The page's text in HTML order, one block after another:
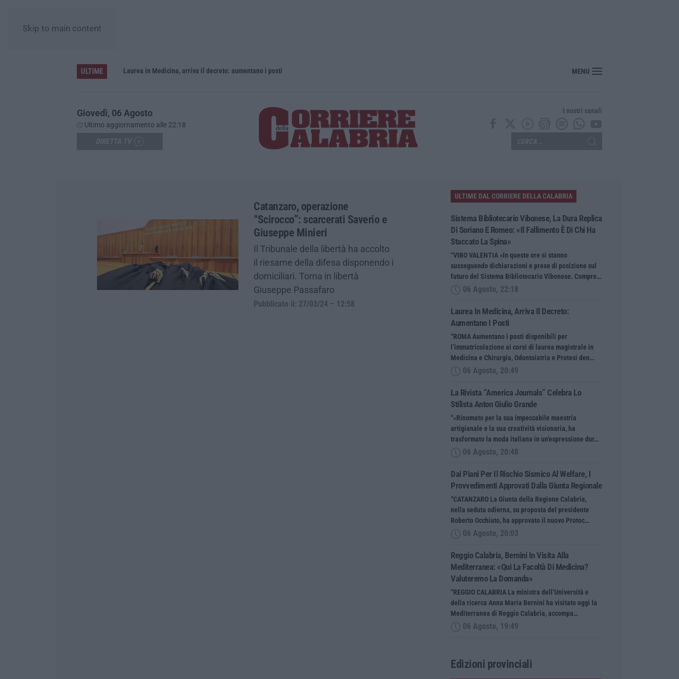
Skip to main content
ULTIME
Sistema bibliotecario vibonese, la dura replica di Soriano e Romeo: «Il fallimento è di chi ha staccato la spina» Laurea in Medicina, arriva il decreto: aumentano i posti La rivista “America Journals” celebra lo stilista Anton Giulio Grande
MENU
Giovedì, 06 Agosto
Ultimo aggiornamento alle 22:18
I nostri canali
Catanzaro, operazione
“Scirocco”: scarcerati Saverio e
Giuseppe Minieri
Il Tribunale della libertà ha accolto
il riesame della difesa disponendo i
domiciliari. Torna in libertà
Giuseppe Passafaro
Pubblicato il: 27/03/24 – 12:58
ULTIME DAL CORRIERE DELLA CALABRIA
Sistema Bibliotecario Vibonese, La Dura Replica
Di Soriano E Romeo: «Il Fallimento È Di Chi Ha
Staccato La Spina»
“VIBO VALENTIA «In queste ore si stanno
susseguendo dichiarazioni e prese di posizione sul
futuro del Sistema Bibliotecario Vibonese. Compre…
06 Agosto, 22:18
Laurea In Medicina, Arriva Il Decreto:
Aumentano I Posti
“ROMA Aumentano i posti disponibili per
l’immatricolazione ai corsi di laurea magistrale in
Medicina e Chirurgia, Odontoiatria e Protesi den…
06 Agosto, 20:49
La Rivista “America Journals” Celebra Lo
Stilista Anton Giulio Grande
“«Rinomato per la sua impeccabile maestria
artigianale e la sua creatività visionaria, ha
trasformato la moda italiana in un’espressione dur…
06 Agosto, 20:48
Dai Piani Per Il Rischio Sismico Al Welfare, I
Provvedimenti Approvati Dalla Giunta Regionale
“CATANZARO La Giunta della Regione Calabria,
nella seduta odierna, su proposta del presidente
Roberto Occhiuto, ha approvato il nuovo Protoc…
06 Agosto, 20:03
Reggio Calabria, Bernini In Visita Alla
Mediterranea: «Qui La Facoltà Di Medicina?
Valuteremo La Domanda»
“REGGIO CALABRIA La ministra dell’Università e
della ricerca Anna Maria Bernini ha visitato oggi la
Mediterranea di Reggio Calabria, accompa…
06 Agosto, 19:49
Edizioni provinciali